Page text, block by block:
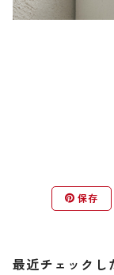
保存
最近チェックし